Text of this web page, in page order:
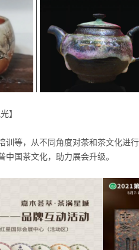
】
等，从不同角度对茶和茶文化进
国茶文化，助力展会升级。